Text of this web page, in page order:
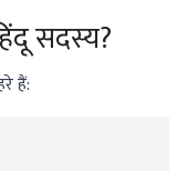
सदस्य?
हैं: